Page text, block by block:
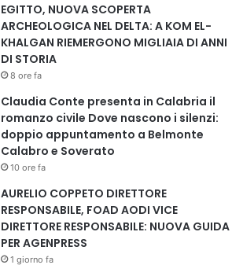
EGITTO, NUOVA SCOPERTA
ARCHEOLOGICA NEL DELTA: A KOM EL-
KHALGAN RIEMERGONO MIGLIAIA DI ANNI
DI STORIA
8 ore fa
Claudia Conte presenta in Calabria il
romanzo civile Dove nascono i silenzi:
doppio appuntamento a Belmonte
Calabro e Soverato
10 ore fa
AURELIO COPPETO DIRETTORE
RESPONSABILE, FOAD AODI VICE
DIRETTORE RESPONSABILE: NUOVA GUIDA
PER AGENPRESS
1 giorno fa